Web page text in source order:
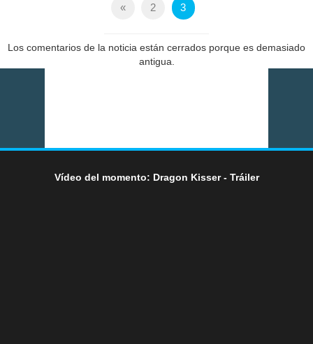
« 2 3
Los comentarios de la noticia están cerrados porque es demasiado
antigua.
Vídeo del momento: Dragon Kisser - Tráiler